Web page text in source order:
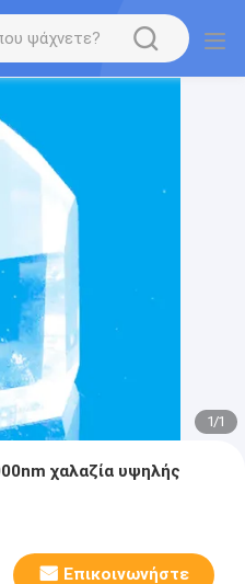
1/1
χαλαζία υψηλής
Επικοινωνήστε